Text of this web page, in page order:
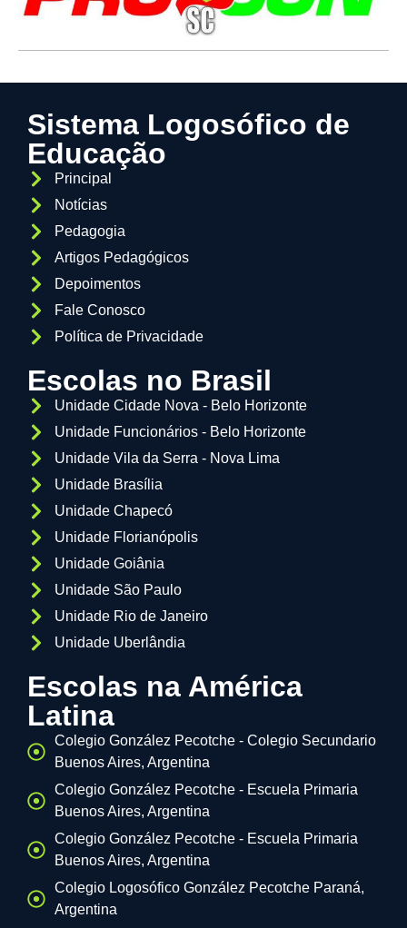
Sistema Logosófico de
Educação
Principal
Notícias
Pedagogia
Artigos Pedagógicos
Depoimentos
Fale Conosco
Política de Privacidade
Escolas no Brasil
Unidade Cidade Nova - Belo Horizonte
Unidade Funcionários - Belo Horizonte
Unidade Vila da Serra - Nova Lima
Unidade Brasília
Unidade Chapecó
Unidade Florianópolis
Unidade Goiânia
Unidade São Paulo
Unidade Rio de Janeiro
Unidade Uberlândia
Escolas na América
Latina
Colegio González Pecotche - Colegio Secundario
Buenos Aires, Argentina
Colegio González Pecotche - Escuela Primaria
Buenos Aires, Argentina
Colegio González Pecotche - Escuela Primaria
Buenos Aires, Argentina
Colegio Logosófico González Pecotche Paraná,
Argentina